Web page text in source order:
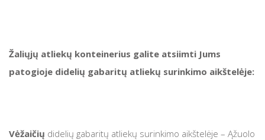
Žaliųjų atliekų konteinerius galite atsiimti Jums
patogioje didelių gabaritų atliekų surinkimo aikštelėje:
Vėžaičių didelių gabaritų atliekų surinkimo aikštelėje – Ąžuolo